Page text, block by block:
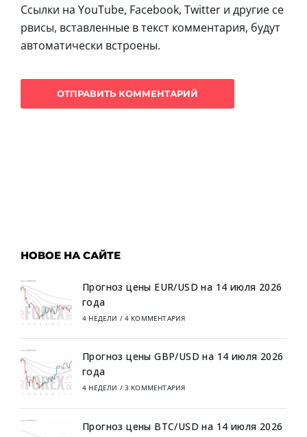
Ссылки на YouTube, Facebook, Twitter и другие се
рвисы, вставленные в текст комментария, будут
автоматически встроены.
НОВОЕ НА САЙТЕ
Прогноз цены EUR/USD на 14 июля 2026
года
4 НЕДЕЛИ / 4 КОММЕНТАРИЯ
Прогноз цены GBP/USD на 14 июля 2026
года
4 НЕДЕЛИ / 3 КОММЕНТАРИЯ
Прогноз цены BTC/USD на 14 июля 2026